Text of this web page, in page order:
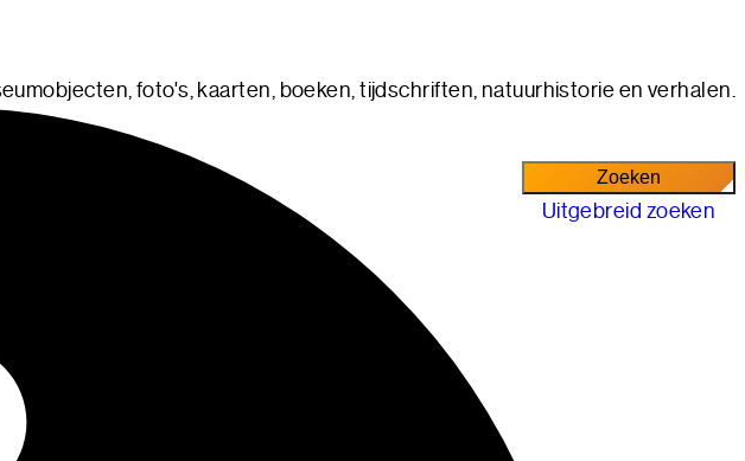
foto's, kaarten, boeken, tijdschriften, natuurhistorie en verhalen.
Uitgebreid zoeken